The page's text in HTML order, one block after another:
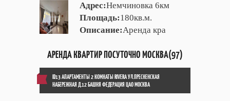
Адрес:Немчиновка 6км
Площадь:180кв.м.
Описание:Аренда кра
АРЕНДА КВАРТИР ПОСУТОЧНО МОСКВА(97)
ID13 АПАРТАМЕНТЫ 2 КОМНАТЫ RIVERA УЛ.ПРЕСНЕНСКАЯ
НАБЕРЕЖНАЯ Д.12 БАШНЯ ФЕДЕРАЦИЯ ЦАО МОСКВА